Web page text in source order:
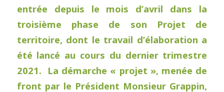
entrée depuis le mois d’avril dans la
troisième phase de son Projet de
territoire, dont le travail d’élaboration a
été lancé au cours du dernier trimestre
2021. La démarche « projet », menée de
front par le Président Monsieur Grappin,